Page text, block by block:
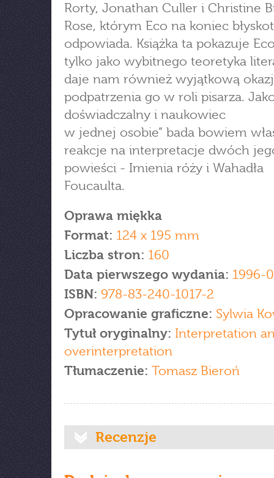
Rorty, Jonathan Culler i Christine
Rose, którym Eco na koniec
odpowiada. Książka ta pokazuje
tylko jako wybitnego teoretyka
daje nam również wyjątkową
podpatrzenia go w roli pisarza.
doświadczalny i naukowiec
w jednej osobie” bada bowiem
reakcje na interpretacje dwóch
powieści - Imienia róży i Wahadła
Foucaulta.
Oprawa miękka
Format: 124 x 195 mm
Liczba stron: 160
Data pierwszego wydania: 1996-
ISBN: 978-83-240-1017-2
Opracowanie graficzne: Sylwia
Tytuł oryginalny: Interpretation
overinterpretation
Tłumaczenie: Tomasz Bieroń
Recenzje